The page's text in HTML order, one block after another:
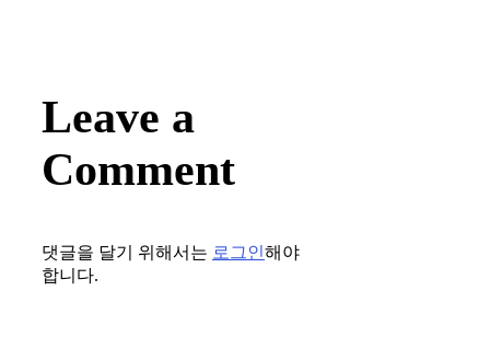
Leave a
Comment
댓글을 달기 위해서는 로그인해야
합니다.